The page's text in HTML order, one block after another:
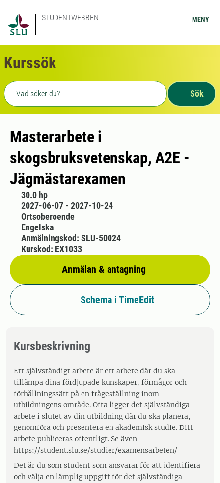
STUDENTWEBBEN MENY
Kurssök
Fritext sökning
Sök
Masterarbete i
skogsbruksvetenskap, A2E -
Jägmästarexamen
30.0 hp
2027-06-07 - 2027-10-24
Ortsoberoende
Engelska
Anmälan & antagning
Anmälningskod: SLU-50024
Kurskod: EX1033
Schema i TimeEdit
Kursbeskrivning
Ett självständigt arbete är ett arbete där du ska
tillämpa dina fördjupade kunskaper, förmågor och
förhållningssätt på en frågeställning inom
utbildningens område. Ofta ligger det självständiga
arbete i slutet av din utbildning där du ska planera,
genomföra och presentera en akademisk studie. Ditt
arbete publiceras offentligt. Se även
https://student.slu.se/studier/examensarbeten/
Det är du som student som ansvarar för att identifiera
och välja en lämplig uppgift för det självständiga